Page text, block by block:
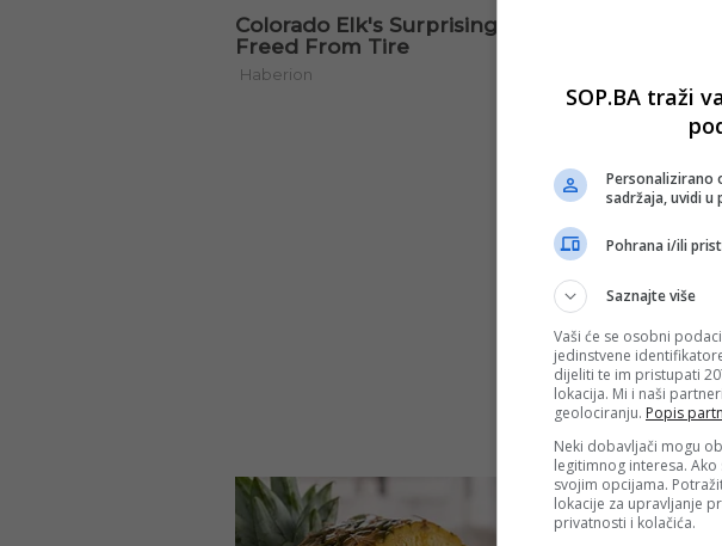
SOP.BA traži
Personalizirano
sadržaja, uvidi u
Pohrana i/ili
Saznajte više
Vaši će se osobni
jedinstvene
dijeliti te im pristupati
lokacija. Mi i naši
geolociranju. Popis
Neki dobavljači mogu
legitimnog interesa.
svojim opcijama.
lokacije za upravljanje
privatnosti i kolačića.